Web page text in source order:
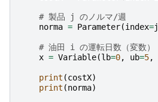
# 製品 j のノルマ/週
norma = Parameter(index=j
# 油田 i の運転日数（変数）
x = Variable(lb=0, ub=5,
print (costX)
print (norma)